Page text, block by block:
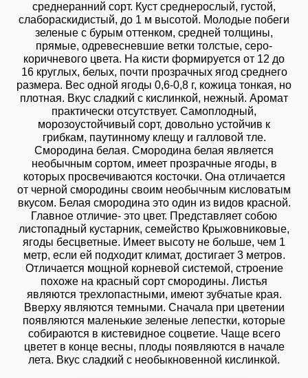
среднеранний сорт. Куст среднерослый, густой,
слабораскидистый, до 1 м высотой. Молодые побеги
зеленые с бурым оттенком, средней толщины,
прямые, одревесневшие ветки толстые, серо-
коричневого цвета. На кисти формируется от 12 до
16 круглых, белых, почти прозрачных ягод среднего
размера. Вес одной ягоды 0,6-0,8 г, кожица тонкая, но
плотная. Вкус сладкий с кислинкой, нежный. Аромат
практически отсутствует. Самоплодный,
морозоустойчивый сорт, довольно устойчив к
грибкам, паутинному клещу и галловой тле.
Смородина белая. Смородина белая является
необычным сортом, имеет прозрачные ягоды, в
которых просвечиваются косточки. Она отличается
от черной смородины своим необычным кисловатым
вкусом. Белая смородина это один из видов красной.
Главное отличие- это цвет. Представляет собою
листопадный кустарник, семейство Крыжовниковые,
ягоды бесцветные. Имеет высоту не больше, чем 1
метр, если ей подходит климат, достигает 3 метров.
Отличается мощной корневой системой, строение
похоже на красный сорт смородины. Листья
являются трехлопастными, имеют зубчатые края.
Вверху являются темными. Сначала при цветении
появляются маленькие зеленые лепестки, которые
собираются в кистевидное соцветие. Чаще всего
цветет в конце весны, плоды появляются в начале
лета. Вкус сладкий с необыкновенной кислинкой.